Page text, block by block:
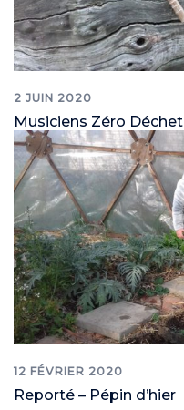
2 JUIN 2020
Musiciens Zéro Déchet
12 FÉVRIER 2020
Reporté – Pépin d’hier